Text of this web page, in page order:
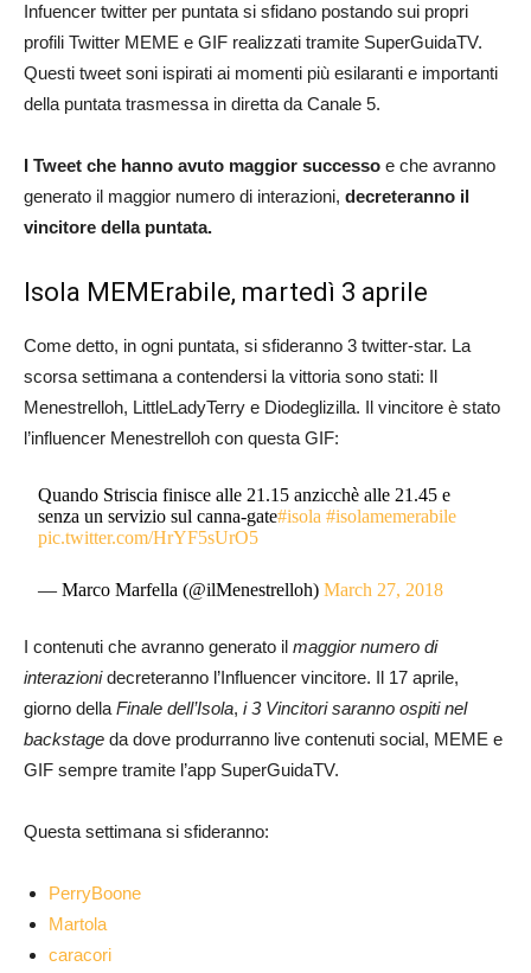
Infuencer twitter per puntata si sfidano postando sui propri
profili Twitter MEME e GIF realizzati tramite SuperGuidaTV.
Questi tweet soni ispirati ai momenti più esilaranti e importanti
della puntata trasmessa in diretta da Canale 5.
I Tweet che hanno avuto maggior successo e che avranno
generato il maggior numero di interazioni, decreteranno il
vincitore della puntata.
Isola MEMErabile, martedì 3 aprile
Come detto, in ogni puntata, si sfideranno 3 twitter-star. La
scorsa settimana a contendersi la vittoria sono stati: Il
Menestrelloh, LittleLadyTerry e Diodeglizilla. Il vincitore è stato
l’influencer Menestrelloh con questa GIF:
Quando Striscia finisce alle 21.15 anzicchè alle 21.45 e
senza un servizio sul canna-gate#isola #isolamemerabile
pic.twitter.com/HrYF5sUrO5
— Marco Marfella (@ilMenestrelloh)March 27, 2018
I contenuti che avranno generato il maggior numero di
interazionidecreteranno l’Influencer vincitore. Il 17 aprile,
giorno della Finale dell’Isola, i 3 Vincitori saranno ospiti nel
backstage da dove produrranno live contenuti social, MEME e
GIF sempre tramite l’app SuperGuidaTV.
Questa settimana si sfideranno:
PerryBoone
Martola
caracori